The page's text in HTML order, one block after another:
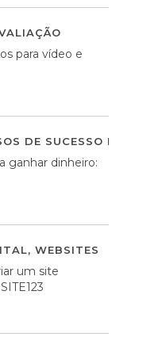
para vídeo e
DE SUCESSO DE
ganhar dinheiro:
, WEBSITES
um site